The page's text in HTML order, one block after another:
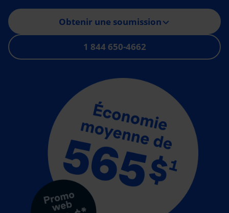
Obtenir une soumission
Obtenir une soumission
1 844 650-4662